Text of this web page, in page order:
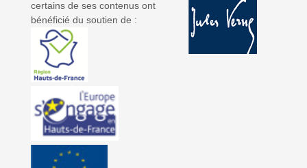
certains de ses contenus ont
bénéficié du soutien de :